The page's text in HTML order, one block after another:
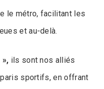
le métro, facilitant les
et au-delà.
ils sont nos alliés
sportifs, en offrant